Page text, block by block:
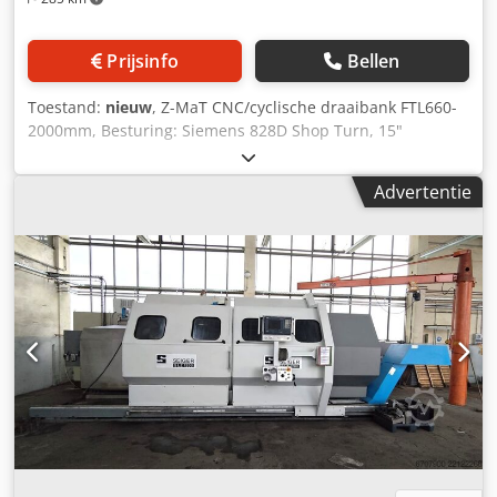
Prijsinfo Bellen
Toestand: nieuw, Z-MaT CNC/cyclische draaibank FTL660-
2000mm, Besturing: Siemens 828D Shop Turn, 15"
touchscherm Vlakbed met lineaire rollengeleiding en
telescoopafdekking Hydraulisch 3-klauwplaat Ø380 mm,
Max. draaidiameter boven bed: Ø700 mm Max.
draaidiameter boven support: Ø480 mm Spil Spilboring:
Ø120mm Max. stafcapaciteit: Ø110mm Spilneus: A2-11
Dedpfx Aewwt Trofzekr Max. spilsnelheid: 1000 tpm
Spilvermogen: 22/30 kW Gereedschappen 12-
positiestations servo-revolver Draailunette Hydraulische
losse kop MK5 Quillslag 100 mm Losse kop verplaatsbaar
1850 mm (handmatig) Assen X-as verplaatsing: 370 mm Z-
as verplaatsing: 2000 mm X/Z-as snellopend: 15/15 m/min
Beddentype/geleiding: kastbed/lineaire rollengeleiding
Bedbreedte 600mm Accessoires: Handmatige vaste bril
Advertentie